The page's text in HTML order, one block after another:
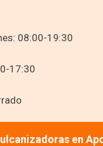
08:00-19:30
17:30
en